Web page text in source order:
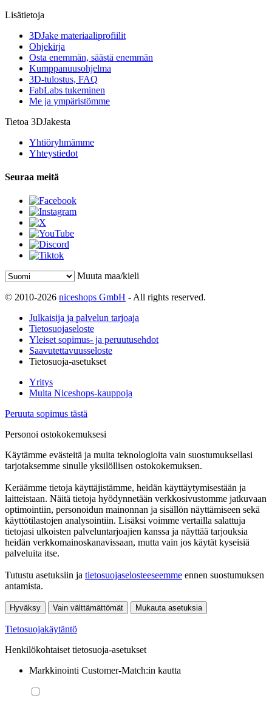
Lisätietoja
3DJake materiaaliprofiilit
Ohjekirja
Osta enemmän, säästä enemmän
Kumppanuusohjelma
3D-tulostus, FAQ
FabLabs tukeminen
Me ja ympäristömme
Tietoa 3DJakesta
Yhtiöryhmämme
Yhteystiedot
Seuraa meitä
Muuta maa/kieli
© 2010-2026 niceshops GmbH - All rights reserved.
Julkaisija ja palvelun tarjoaja
Tietosuojaseloste
Yleiset sopimus- ja peruutusehdot
Saavutettavuusseloste
Tietosuoja-asetukset
Yritys
Muita Niceshops-kauppoja
Peruuta sopimus tästä
Personoi ostokokemuksesi
Käytämme evästeitä ja muita teknologioita vain suostumuksellasi
tarjotaksemme sinulle yksilöllisen ostokokemuksen.
Keräämme tietoja käyttäjistämme, heidän käyttäytymisestään ja
laitteistaan. Näitä tietoja hyödynnetään verkkosivustomme jatkuvaan
optimointiin, personoidun mainonnan ja sisällön näyttämiseen sekä
käyttötilastojen analysointiin. Lisäksi voimme vertailla salattuja
tietojasi ulkoisten palveluntarjoajien kanssa ja näyttää tarjouksia
heidän verkkomainoskanavissaan, mutta vain jos käytät kyseisiä
palveluita itse.
Tutustu asetuksiin ja tietosuojaselosteeseemme ennen suostumuksen
antamista.
Hyväksy Vain välttämättömät Mukauta asetuksia
Tietosuojakäytäntö
Henkilökohtaiset tietosuoja-asetukset
Markkinointi Customer-Match:in kautta